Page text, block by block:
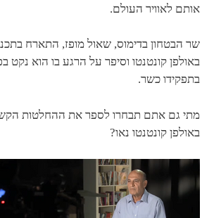
אותם לאוויר העולם.
שר הבטחון בדימוס, שאול מופז, התארח
באולפן קונטנטו וסיפר על הרגע בו הוא נקט
בתפקידו כשר.
מתי גם אתם תבחרו לספר את ההחלטות
באולפן קונטנטו נאו?